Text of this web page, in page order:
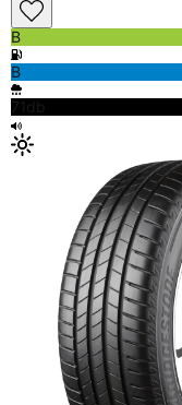
B
B
71db